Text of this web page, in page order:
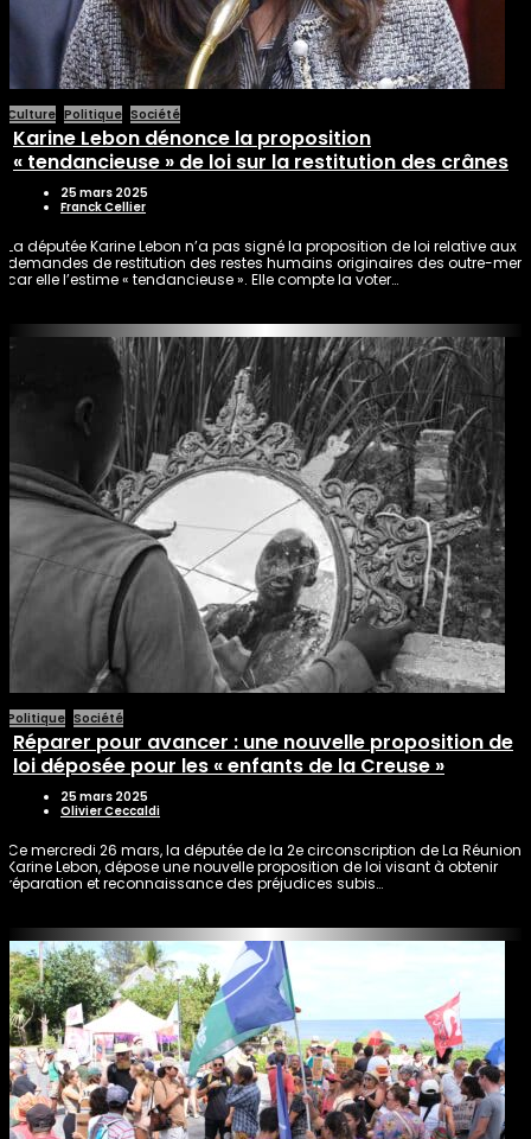
Culture Politique Société
Karine Lebon dénonce la proposition
« tendancieuse » de loi sur la restitution des crânes
25 mars 2025
Franck Cellier
La députée Karine Lebon n’a pas signé la proposition de loi relative aux
demandes de restitution des restes humains originaires des outre-mer
car elle l’estime « tendancieuse ». Elle compte la voter…
Politique Société
Réparer pour avancer : une nouvelle proposition de
loi déposée pour les « enfants de la Creuse »
25 mars 2025
Olivier Ceccaldi
Ce mercredi 26 mars, la députée de la 2e circonscription de La Réunion,
Karine Lebon, dépose une nouvelle proposition de loi visant à obtenir
réparation et reconnaissance des préjudices subis…